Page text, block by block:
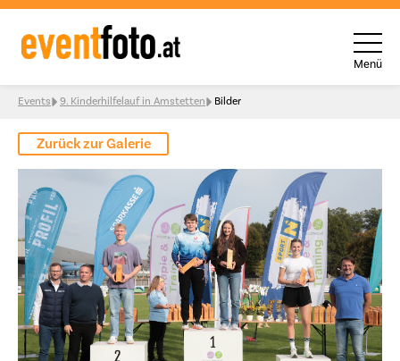
Skip to content
Menü
Events 9. Kinderhilfelauf in Amstetten Bilder
Zurück zur Galerie